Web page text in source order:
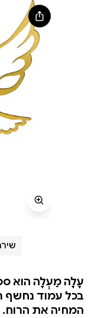
עָלָה מַעְלָה הוא
בכל עמוד נחשף
המחיה את הרוח.